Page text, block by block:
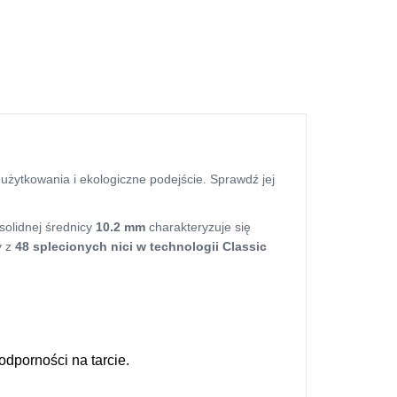
i ekologiczne podejście. Sprawdź jej
średnicy 10.2 mm charakteryzuje się
z 48 splecionych nici w technologii Classic
na tarcie.